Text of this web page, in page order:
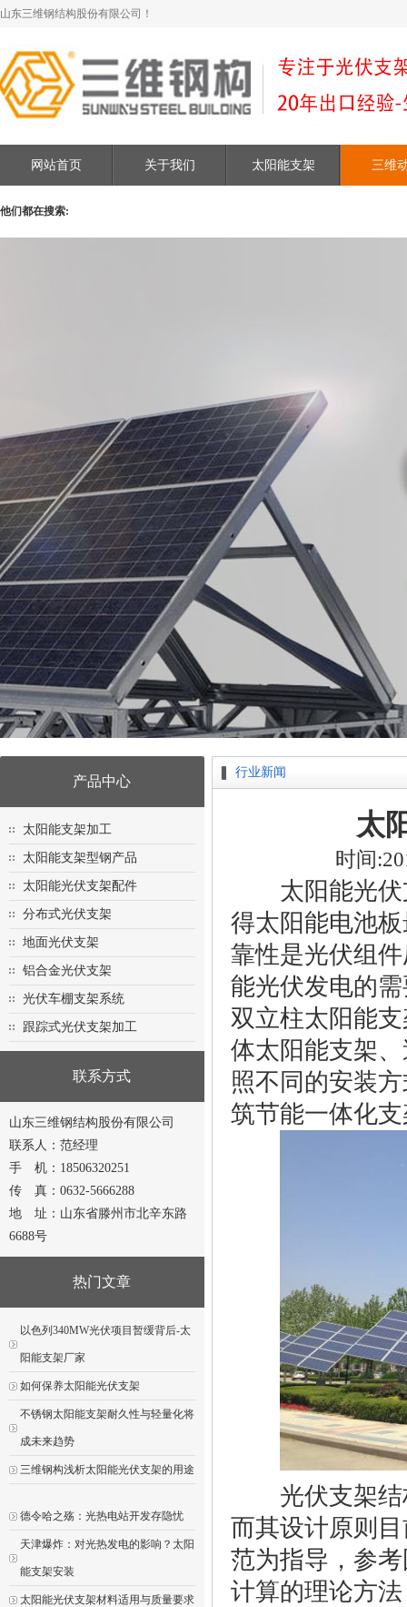
山东三维钢结构股份有限公司！
网站首页 关于我们 太阳能支架 三维
他们都在搜索:
产品中心
太阳能支架加工
太阳能支架型钢产品
太阳能光伏支架配件
分布式光伏支架
地面光伏支架
铝合金光伏支架
光伏车棚支架系统
跟踪式光伏支架加工
联系方式
山东三维钢结构股份有限公司
联系人：范经理
手 机：18506320251
传 真：0632-5666288
地 址：山东省滕州市北辛东路
6688号
热门文章
以色列340MW光伏项目暂缓背后-太
阳能支架厂家
如何保养太阳能光伏支架
不锈钢太阳能支架耐久性与轻量化将
成未来趋势
三维钢构浅析太阳能光伏支架的用途
德令哈之殇：光热电站开发存隐忧
天津爆炸：对光热发电的影响？太阳
能支架安装
太阳能光伏支架材料适用与质量要求
行业新闻
太
时间
太阳能光伏
得太阳能电池
靠性是光伏组
能光伏发电的
双立柱太阳能
体太阳能支架
照不同的安装
筑节能一体化
光伏支架结
而其设计原则
范为指导，参
计算的理论方